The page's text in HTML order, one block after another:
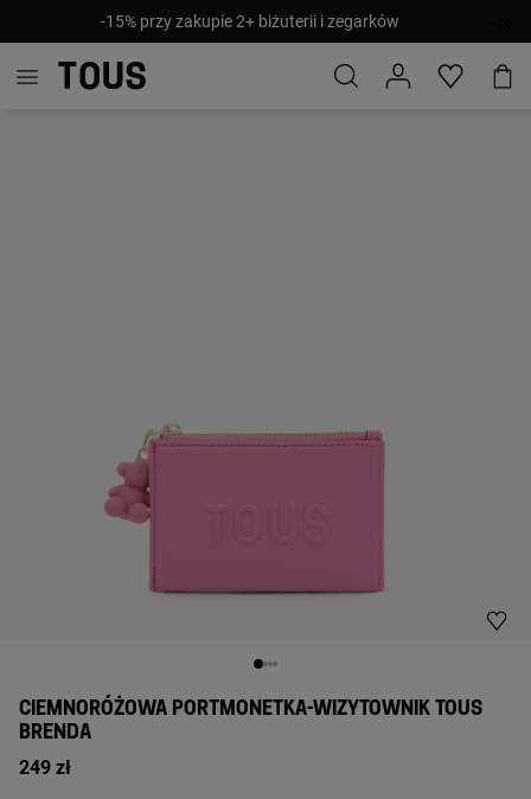
-15% przy zakupie 2+ biżuterii i zegarków
CIEMNORÓŻOWA PORTMONETKA-WIZYTOWNIK TOUS
BRENDA
249 zł